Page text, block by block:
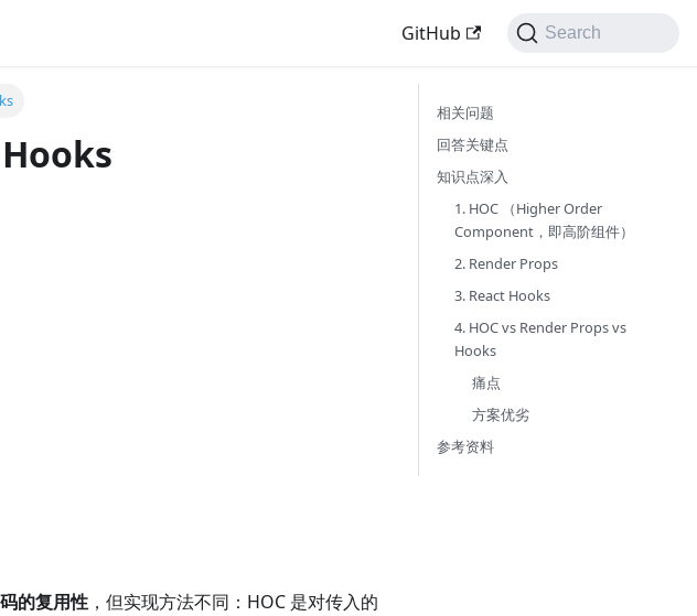
GitHub Search
的复用性 ，但实现方法不同：HOC 是对传入的
相关问题
回答关键点
知识点深入
1. HOC （Higher Order
Component，即高阶组件）
2. Render Props
3. React Hooks
4. HOC vs Render Props vs
Hooks
痛点
方案优劣
参考资料